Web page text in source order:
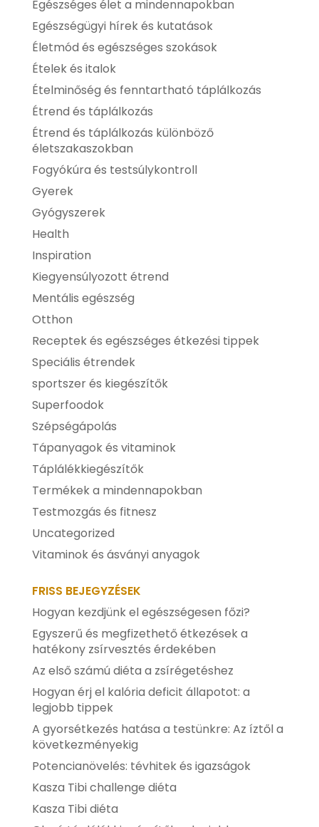
Egészséges élet a mindennapokban
Egészségügyi hírek és kutatások
Életmód és egészséges szokások
Ételek és italok
Ételminőség és fenntartható táplálkozás
Étrend és táplálkozás
Étrend és táplálkozás különböző
életszakaszokban
Fogyókúra és testsúlykontroll
Gyerek
Gyógyszerek
Health
Inspiration
Kiegyensúlyozott étrend
Mentális egészség
Otthon
Receptek és egészséges étkezési tippek
Speciális étrendek
sportszer és kiegészítők
Superfoodok
Szépségápolás
Tápanyagok és vitaminok
Táplálékkiegészítők
Termékek a mindennapokban
Testmozgás és fitnesz
Uncategorized
Vitaminok és ásványi anyagok
FRISS BEJEGYZÉSEK
Hogyan kezdjünk el egészségesen főzi?
Egyszerű és megfizethető étkezések a
hatékony zsírvesztés érdekében
Az első számú diéta a zsírégetéshez
Hogyan érj el kalória deficit állapotot: a
legjobb tippek
A gyorsétkezés hatása a testünkre: Az íztől a
következményekig
Potencianövelés: tévhitek és igazságok
Kasza Tibi challenge diéta
Kasza Tibi diéta